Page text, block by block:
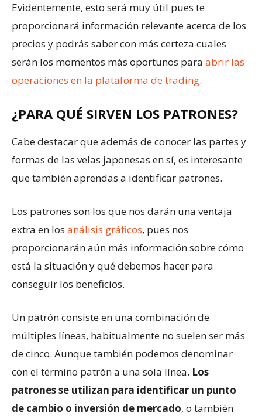
Evidentemente, esto será muy útil pues te
proporcionará información relevante acerca de los
precios y podrás saber con más certeza cuales
serán los momentos más oportunos para abrir las
operaciones en la plataforma de trading.
¿PARA QUÉ SIRVEN LOS PATRONES?
Cabe destacar que además de conocer las partes y
formas de las velas japonesas en sí, es interesante
que también aprendas a identificar patrones.
Los patrones son los que nos darán una ventaja
extra en los análisis gráficos, pues nos
proporcionarán aún más información sobre cómo
está la situación y qué debemos hacer para
conseguir los beneficios.
Un patrón consiste en una combinación de
múltiples líneas, habitualmente no suelen ser más
de cinco. Aunque también podemos denominar
con el término patrón a una sola línea. Los
patrones se utilizan para identificar un punto
de cambio o inversión de mercado, o también